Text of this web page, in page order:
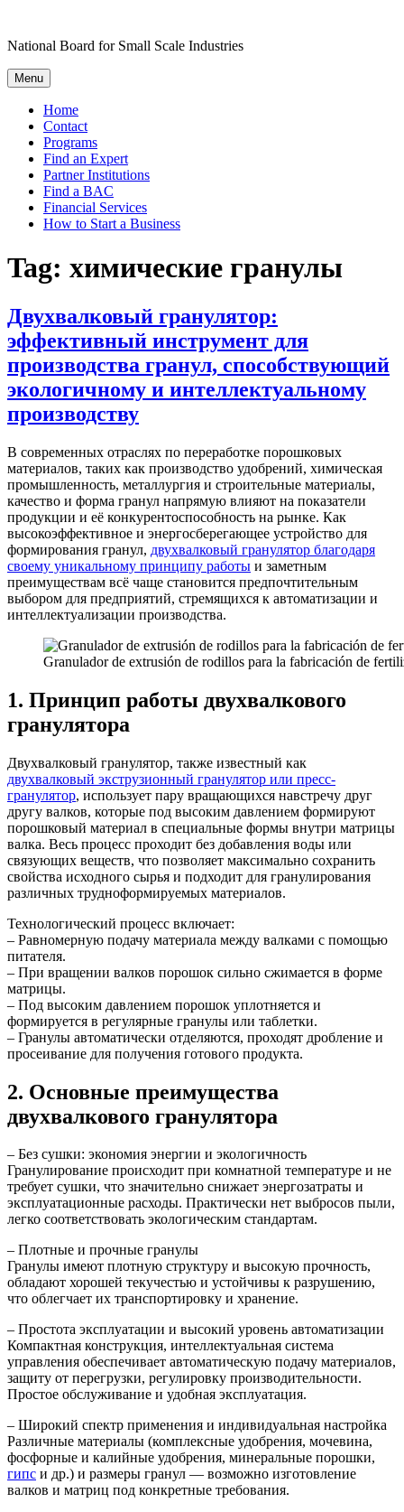
content
National Board for Small Scale Industries
Menu
Home
Contact
Programs
Find an Expert
Partner Institutions
Find a BAC
Financial Services
How to Start a Business
Tag: химические гранулы
Двухвалковый гранулятор:
эффективный инструмент для
производства гранул, способствующий
экологичному и интеллектуальному
производству
В современных отраслях по переработке порошковых
материалов, таких как производство удобрений, химическая
промышленность, металлургия и строительные материалы,
качество и форма гранул напрямую влияют на показатели
продукции и её конкурентоспособность на рынке. Как
высокоэффективное и энергосберегающее устройство для
формирования гранул, двухвалковый гранулятор благодаря
своему уникальному принципу работы и заметным
преимуществам всё чаще становится предпочтительным
выбором для предприятий, стремящихся к автоматизации и
интеллектуализации производства.
Granulador de extrusión de rodillos para la fabricación de
1. Принцип работы двухвалкового
гранулятора
Двухвалковый гранулятор, также известный как
двухвалковый экструзионный гранулятор или пресс-
гранулятор, использует пару вращающихся навстречу друг
другу валков, которые под высоким давлением формируют
порошковый материал в специальные формы внутри матрицы
валка. Весь процесс проходит без добавления воды или
связующих веществ, что позволяет максимально сохранить
свойства исходного сырья и подходит для гранулирования
различных трудноформируемых материалов.
Технологический процесс включает:
– Равномерную подачу материала между валками с помощью
питателя.
– При вращении валков порошок сильно сжимается в форме
матрицы.
– Под высоким давлением порошок уплотняется и
формируется в регулярные гранулы или таблетки.
– Гранулы автоматически отделяются, проходят дробление и
просеивание для получения готового продукта.
2. Основные преимущества
двухвалкового гранулятора
– Без сушки: экономия энергии и экологичность
Гранулирование происходит при комнатной температуре и не
требует сушки, что значительно снижает энергозатраты и
эксплуатационные расходы. Практически нет выбросов пыли,
легко соответствовать экологическим стандартам.
– Плотные и прочные гранулы
Гранулы имеют плотную структуру и высокую прочность,
обладают хорошей текучестью и устойчивы к разрушению,
что облегчает их транспортировку и хранение.
– Простота эксплуатации и высокий уровень автоматизации
Компактная конструкция, интеллектуальная система
управления обеспечивает автоматическую подачу материалов,
защиту от перегрузки, регулировку производительности.
Простое обслуживание и удобная эксплуатация.
– Широкий спектр применения и индивидуальная настройка
Различные материалы (комплексные удобрения, мочевина,
фосфорные и калийные удобрения, минеральные порошки,
гипс и др.) и размеры гранул — возможно изготовление
валков и матриц под конкретные требования.